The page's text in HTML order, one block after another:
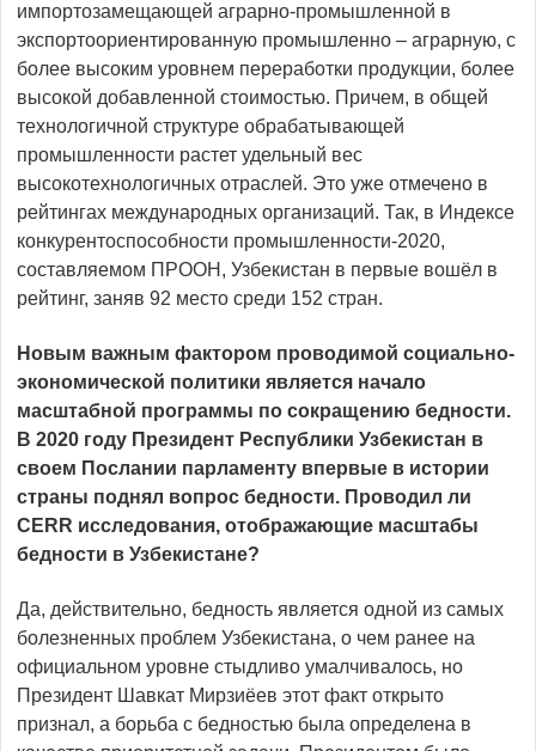
импортозамещающей аграрно-промышленной в
экспортоориентированную промышленно – аграрную, с
более высоким уровнем переработки продукции, более
высокой добавленной стоимостью. Причем, в общей
технологичной структуре обрабатывающей
промышленности растет удельный вес
высокотехнологичных отраслей. Это уже отмечено в
рейтингах международных организаций. Так, в Индексе
конкурентоспособности промышленности-2020,
составляемом ПРООН, Узбекистан в первые вошёл в
рейтинг, заняв 92 место среди 152 стран.
Новым важным фактором проводимой социально-
экономической политики является начало
масштабной программы по сокращению бедности.
В 2020 году Президент Республики Узбекистан в
своем Послании парламенту впервые в истории
страны поднял вопрос бедности. Проводил ли
CERR исследования, отображающие масштабы
бедности в Узбекистане?
Да, действительно, бедность является одной из самых
болезненных проблем Узбекистана, о чем ранее на
официальном уровне стыдливо умалчивалось, но
Президент Шавкат Мирзиёев этот факт открыто
признал, а борьба с бедностью была определена в